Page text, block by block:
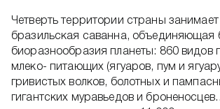
Четверть территории страны
бразильская саванна, объединяющая
биоразнообразия планеты: 860 видов
млеко- питающих (ягуаров, пум и
гривистых волков, болотных и
гигантских муравьедов и